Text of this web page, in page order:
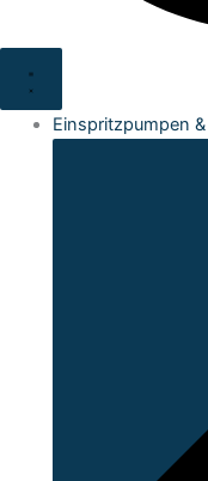
Einspritzpumpen